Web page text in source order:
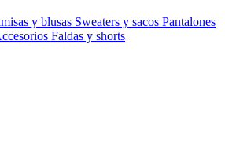
y blusas Sweaters y sacos Pantalones
Faldas y shorts